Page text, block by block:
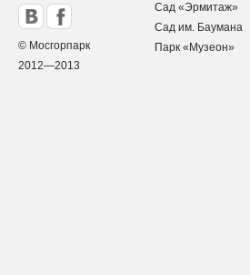
© Мосгорпарк
2012—2013
Сад «Эрмитаж»
Сад им. Баумана
Парк «Музеон»